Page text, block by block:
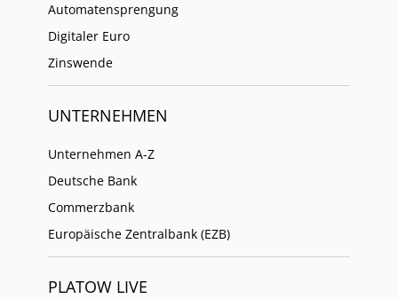
Automatensprengung
Digitaler Euro
Zinswende
UNTERNEHMEN
Unternehmen A-Z
Deutsche Bank
Commerzbank
Europäische Zentralbank (EZB)
PLATOW LIVE